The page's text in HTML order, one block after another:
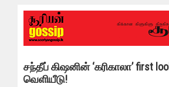
சந்தீப் கிஷனின் ‘கரிகாலா’ first
வெளியீடு!